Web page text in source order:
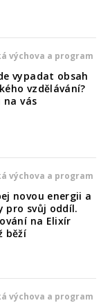
výchova a program
vypadat obsah
vzdělávání?
na vás
výchova a program
novou energii a
pro svůj oddíl.
na Elixír
běží
výchova a program